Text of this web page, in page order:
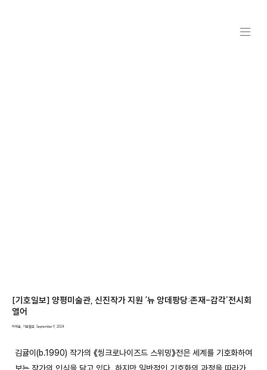
[기호일보] 양평미술관, 신진작가 지원 ‘뉴 앙데팡당:존재-감각’전시회
열어
이시모, 기호일보, September 9, 2024
김귤이(b.1990) 작가의 《씽크로나이즈드 스위밍》전은 세계를 기호화하여